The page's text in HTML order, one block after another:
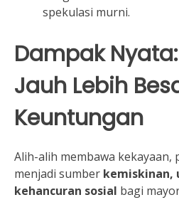
spekulasi murni.
Dampak
Jauh Lebih
Keuntungan
Alih-alih membawa
menjadi sumber kemiskinan,
kehancuran sosial bagi